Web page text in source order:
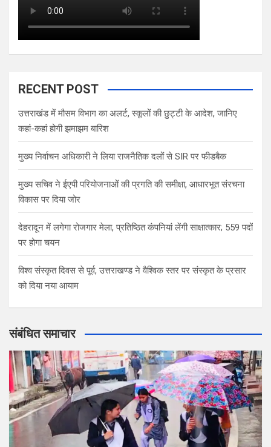
RECENT POST
उत्तराखंड में मौसम विभाग का अलर्ट, स्कूलों की छुट्टी के आदेश, जानिए
कहां-कहां होगी झमाझम बारिश
मुख्य निर्वाचन अधिकारी ने लिया राजनैतिक दलों से SIR पर फीडबैक
मुख्य सचिव ने ईएपी परियोजनाओं की प्रगति की समीक्षा, आधारभूत संरचना
विकास पर दिया जोर
देहरादून में लगेगा रोजगार मेला, प्रतिष्ठित कंपनियां लेंगी साक्षात्कार; 559 पदों
पर होगा चयन
विश्व संस्कृत दिवस से पूर्व, उत्तराखण्ड ने वैश्विक स्तर पर संस्कृत के प्रसार
को दिया नया आयाम
संबंधित समाचार